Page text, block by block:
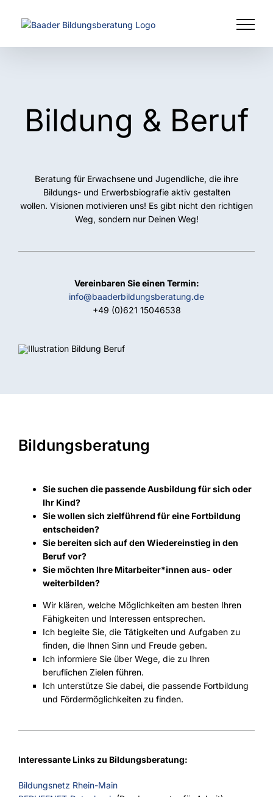
Bildung & Beruf
Beratung für Erwachsene und Jugendliche, die ihre
Bildungs- und Erwerbsbiografie aktiv gestalten
wollen. Visionen motivieren uns! Es gibt nicht den richtigen
Weg, sondern nur Deinen Weg!
Vereinbaren Sie einen Termin:
info@baaderbildungsberatung.de
+49 (0)621 15046538
Bildungsberatung
Sie suchen die passende Ausbildung für sich oder
Ihr Kind?
Sie wollen sich zielführend für eine Fortbildung
entscheiden?
Sie bereiten sich auf den Wiedereinstieg in den
Beruf vor?
Sie möchten Ihre Mitarbeiter*innen aus- oder
weiterbilden?
Wir klären, welche Möglichkeiten am besten Ihren
Fähigkeiten und Interessen entsprechen.
Ich begleite Sie, die Tätigkeiten und Aufgaben zu
finden, die Ihnen Sinn und Freude geben.
Ich informiere Sie über Wege, die zu Ihren
beruflichen Zielen führen.
Ich unterstütze Sie dabei, die passende Fortbildung
und Fördermöglichkeiten zu finden.
Interessante Links zu Bildungsberatung:
Bildungsnetz Rhein-Main